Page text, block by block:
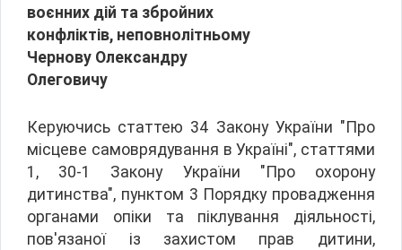
воєнних дій та збройних
конфліктів, неповнолітньому
Чернову Олександру
Олеговичу
Керуючись статтею 34 Закону України "Про
місцеве самоврядування в Україні", статтями
1, 30-1 Закону України "Про охорону
дитинства", пунктом 3 Порядку провадження
органами опіки та піклування діяльності,
пов'язаної із захистом прав дитини,